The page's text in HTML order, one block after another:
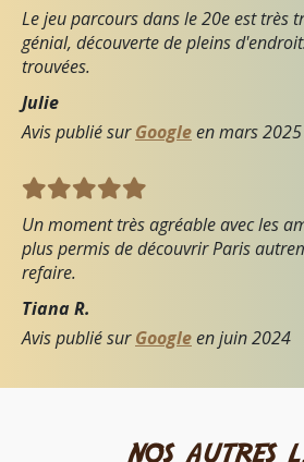
Le jeu parcours dans le 20e est très
génial, découverte de pleins
trouvées.
Julie
Avis publié surGoogleenmars 2025
Un moment très agréable avec les
plus permis de découvrir Paris
refaire.
Tiana R.
Avis publié surGoogleenjuin 2024
nos autres